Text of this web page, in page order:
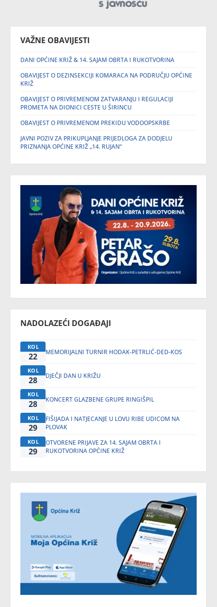
VAŽNE OBAVIJESTI
DANI OPĆINE KRIŽ & 14. SAJAM OBRTA I RUKOTVORINA
OBAVIJEST O DEZINSEKCIJI KOMARACA NA PODRUČJU OPĆINE
KRIŽ
OBAVIJEST O PRIVREMENOM ZATVARANJU I REGULACIJI
PROMETA NA DIONICI CESTE U ŠIRINCU
OBAVIJEST O PRIVREMENOM PREKIDU VODOOPSKRBE
JAVNI POZIV ZA PRIKUPLJANJE PRIJEDLOGA ZA DODJELU
PRIZNANJA OPĆINE KRIŽ „14. RUJAN“
NADOLAZEĆI DOGAĐAJI
KOL
22 MEMORIJALNI TURNIR HODAK-PETRLIĆ-DED-KOS
KOL
28 DJEČJI DAN U KRIŽU
KOL
28 KONCERT GLAZBENE GRUPE RINGIŠPIL
KOL
29
FIŠIJADA I NATJECANJE U LOVU RIBE UDICOM NA
PLOVAK
KOL
29
OTVORENE PRIJAVE ZA 14. SAJAM OBRTA I
RUKOTVORINA OPĆINE KRIŽ